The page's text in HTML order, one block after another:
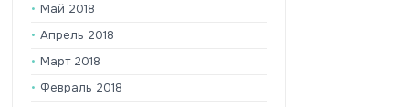
Май 2018
Апрель 2018
Март 2018
Февраль 2018